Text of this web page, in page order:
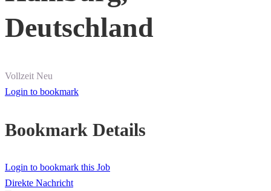
Deutschland
Vollzeit Neu
Login to bookmark
Bookmark Details
Login to bookmark this Job
Direkte Nachricht